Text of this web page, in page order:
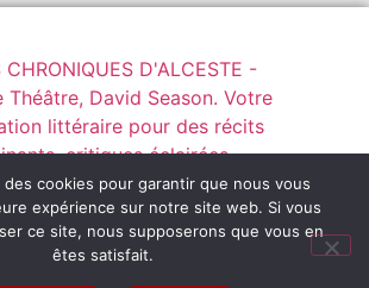
leschroniquesdalceste@outlook.fr
Abonnez-vous
cookies pour garantir que nous vous
expérience sur notre site web. Si vous
ce site, nous supposerons que vous en
êtes satisfait.